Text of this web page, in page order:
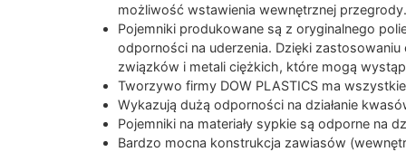
możliwość wstawienia wewnętrznej przegrody.
Pojemniki produkowane są z oryginalnego
odporności na uderzenia. Dzięki
związków i metali ciężkich, które mogą
Tworzywo firmy DOW PLASTICS ma
Wykazują dużą odporności na działanie
Pojemniki na materiały sypkie są odporne na
Bardzo mocna konstrukcja zawiasów